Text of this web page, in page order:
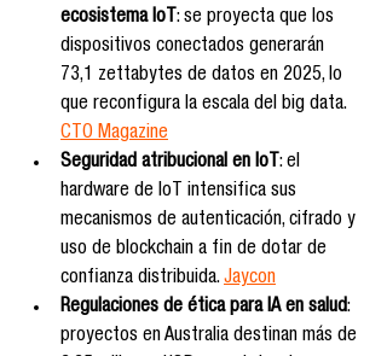
ecosistema IoT: se proyecta que los
dispositivos conectados generarán
73,1 zettabytes de datos en 2025, lo
que reconfigura la escala del big data.
CTO Magazine
Seguridad atribucional en IoT: el
hardware de IoT intensifica sus
mecanismos de autenticación, cifrado y
uso de blockchain a fin de dotar de
confianza distribuida. Jaycon
Regulaciones de ética para IA en salud:
proyectos en Australia destinan más de